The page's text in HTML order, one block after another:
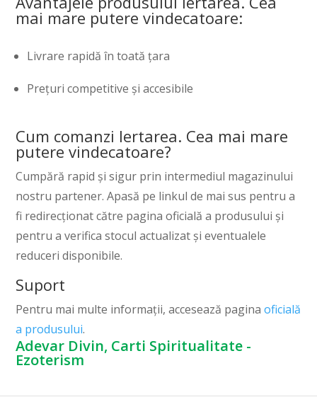
mai mare putere vindecatoare:
Livrare rapidă în toată țara
Prețuri competitive și accesibile
Cum comanzi Iertarea. Cea mai mare
putere vindecatoare?
Cumpără rapid și sigur prin intermediul magazinului
nostru partener. Apasă pe linkul de mai sus pentru a
fi redirecționat către pagina oficială a produsului și
pentru a verifica stocul actualizat și eventualele
reduceri disponibile.
Suport
Pentru mai multe informații, accesează paginaoficială
a produsului.
Adevar Divin, Carti Spiritualitate -
Ezoterism